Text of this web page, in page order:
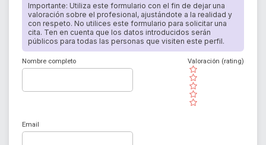
Importante: Utiliza este formulario con el fin de dejar una
valoración sobre el profesional, ajustándote a la realidad y
con respeto. No utilices este formulario para solicitar una
cita. Ten en cuenta que los datos introducidos serán
públicos para todas las personas que visiten este perfil.
Nombre completo
( )
( )
( )
( )
( )
Valoración (rating)
Email